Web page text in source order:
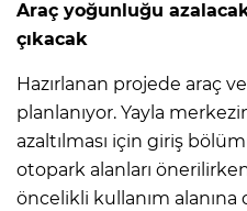
Araç yoğunluğu
çıkacak
Hazırlanan projede araç
planlanıyor. Yayla
azaltılması için giriş
otopark alanları
öncelikli kullanım